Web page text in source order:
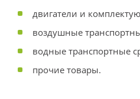
двигатели и
воздушные
водные транспортные
прочие товары.